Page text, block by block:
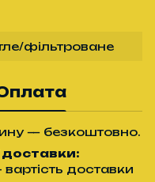
фільтроване
— безкоштовно.
доставки:
- вартість доставки